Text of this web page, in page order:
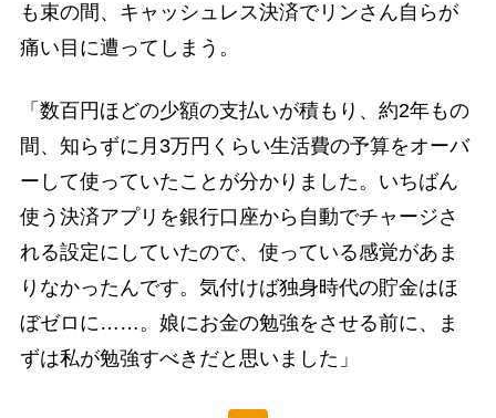
も束の間、キャッシュレス決済でリンさん自らが
痛い目に遭ってしまう。
「数百円ほどの少額の支払いが積もり、約2年もの
間、知らずに月3万円くらい生活費の予算をオーバ
ーして使っていたことが分かりました。いちばん
使う決済アプリを銀行口座から自動でチャージさ
れる設定にしていたので、使っている感覚があま
りなかったんです。気付けば独身時代の貯金はほ
ぼゼロに……。娘にお金の勉強をさせる前に、ま
ずは私が勉強すべきだと思いました」